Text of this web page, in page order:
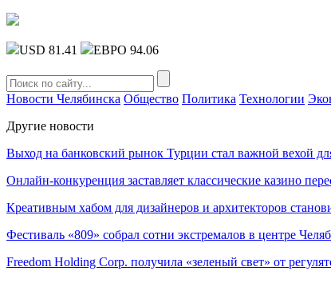
USD 81.41 ЕВРО 94.06
Новости Челябинска Общество Политика Технологии
Другие новости
Выход на банковский рынок Турции стал важной вехой
Онлайн-конкуренция заставляет классические казино
Креативным хабом для дизайнеров и архитекторов
Фестиваль «809» собрал сотни экстремалов в центре
Freedom Holding Corp. получила «зеленый свет» от